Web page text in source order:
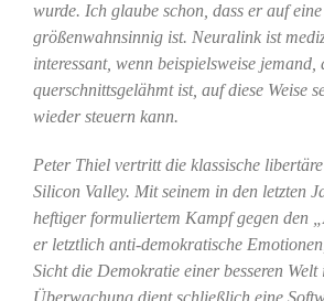
wurde. Ich glaube schon, dass er auf eine
größenwahnsinnig ist. Neuralink ist
interessant, wenn beispielsweise jemand,
querschnittsgelähmt ist, auf diese Weise
wieder steuern kann.
Peter Thiel vertritt die klassische
Silicon Valley. Mit seinem in den letzten
heftiger formuliertem Kampf gegen den
er letztlich anti-demokratische
Sicht die Demokratie einer besseren Welt